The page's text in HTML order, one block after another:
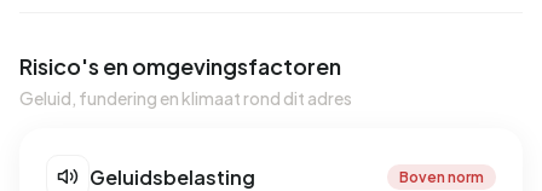
Risico's en omgevingsfactoren
Geluid, fundering en klimaat rond dit adres
Geluidsbelasting Boven norm